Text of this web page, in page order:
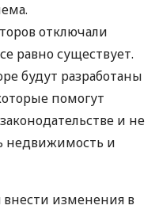
отключали
равно существует.
будут разработаны
помогут
и не
недвижимость и
внести изменения в